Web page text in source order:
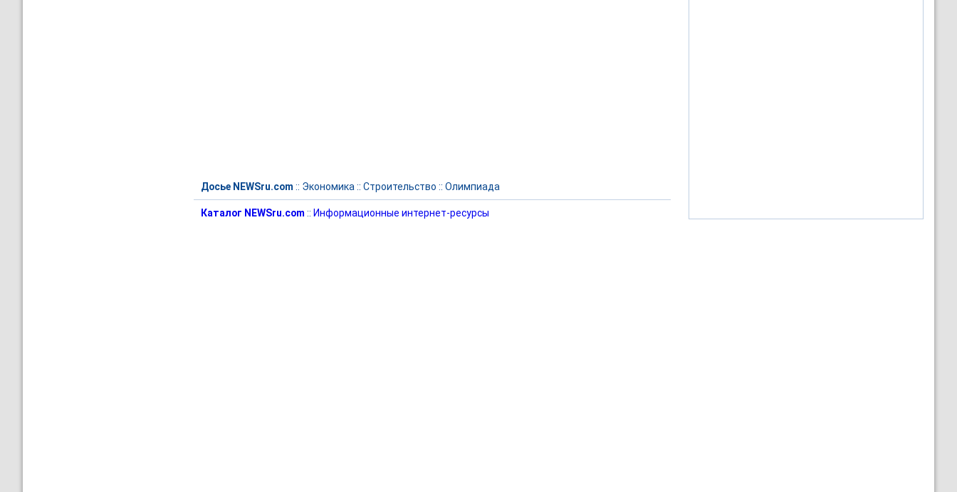
Досье NEWSru.com :: Экономика :: Строительство :: Олимпиада
Каталог NEWSru.com :: Информационные интернет-ресурсы